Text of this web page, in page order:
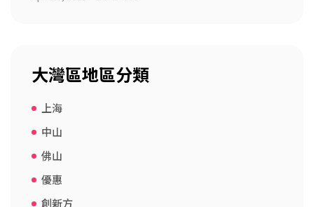
大灣區地區分類
上海
中山
佛山
優惠
創新方